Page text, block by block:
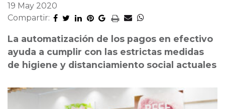
19 May 2020
Compartir:
La automatización de los pagos en efectivo
ayuda a cumplir con las estrictas medidas
de higiene y distanciamiento social actuales